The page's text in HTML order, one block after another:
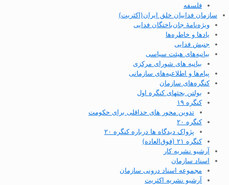
فلسفه
سازمان فداییان خلق ایران(اکثریت)
ویژه‌نامهٔ جان‌باختگان فدایی
یادها و خاطره‌ها
جنبش فدایی
بیانیه‌های هیئت سیاسی
بیانیه های شورای مرکزی
پیام‌ها و اطلاعیه‌های سازمانی
کنگره‌های سازمان
بولتن بحثهای کنگره اول
کنگره ۱۹
تدوین محور های حداقلی برای حکومت
کنگره ۲۰
پژواک دیدگاه ها درباره کنگره ۲۰
کنگره ۲۱ (فوق‌العاده)
آرشیو نشریه کار
اسناد سازمان
مجموعه اسناد درونی سازمان
آرشیو نشریه اکثریت